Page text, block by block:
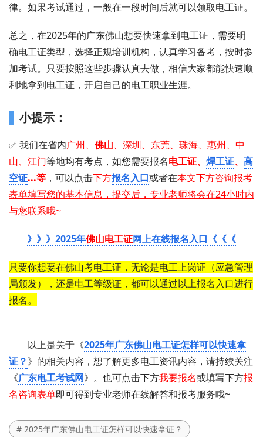
律。如果考试通过，一般在一段时间后就可以领取电工证。
总之，在2025年的广东佛山想要快速拿到电工证，需要明
确电工证类型，选择正规培训机构，认真学习备考，按时参
加考试。只要按照这些步骤认真去做，相信大家都能快速顺
利地拿到电工证，开启自己的电工职业生涯。
小提示：
✅ 我们在省内广州、 佛山、深圳、东莞、珠海、惠州、中
山、江门等地均有考点，如您需要 报名电工证 、 焊工证、 高
空证...等 ，可以点击下方报名入口或者在本文下方咨询报考
表单填写您的基本信息，提交后，专业老师将会在24小时内
与您联系哦~
》》》2025年佛山电工证网上在线报名入口《《《
只要你想要在佛山考电工证，无论是电工上岗证（应急管理
局颁发），还是电工等级证，都可以通过以上报名入口进行
报名。
以上是关于《2025年广东佛山电工证怎样可以快速拿
证？》的相关内容，想了解更多电工资讯内容，请持续关注
《广东电工考试网》。也可点击下方我要报名或填写下方报
名咨询表单即可得到专业老师在线解答和报考服务哦~
# 2025年广东佛山电工证怎样可以快速拿证？